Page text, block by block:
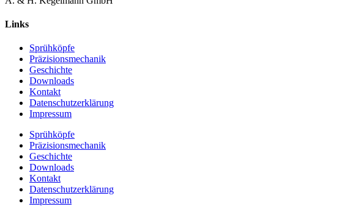
Links
Sprühköpfe
Präzisionsmechanik
Geschichte
Downloads
Kontakt
Datenschutzerklärung
Impressum
Sprühköpfe
Präzisionsmechanik
Geschichte
Downloads
Kontakt
Datenschutzerklärung
Impressum